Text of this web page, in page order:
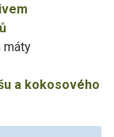
máty
a kokosového